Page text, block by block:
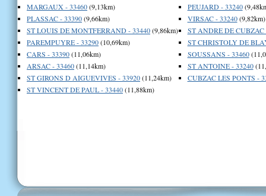
MARGAUX - 33460(9,13km)
PLASSAC - 33390(9,66km)
ST LOUIS DE MONTFERRAND - 33440(9,86km)
PAREMPUYRE - 33290(10,69km)
CARS - 33390(11,06km)
ARSAC - 33460(11,14km)
ST GIRONS D AIGUEVIVES - 33920(11,24km)
ST VINCENT DE PAUL - 33440(11,88km)
PEUJARD - 33240
VIRSAC - 33240(9,82km)
ST ANDRE DE CUBZAC
ST CHRISTOLY DE
SOUSSANS - 33460
ST ANTOINE - 33240
CUBZAC LES PONTS -